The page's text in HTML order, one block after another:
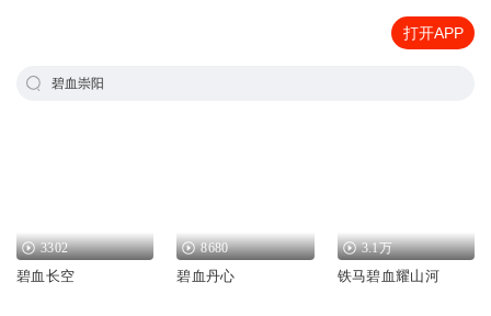
打开APP
碧血崇阳
3302
碧血长空
8680
碧血丹心
3.1万
铁马碧血耀山河